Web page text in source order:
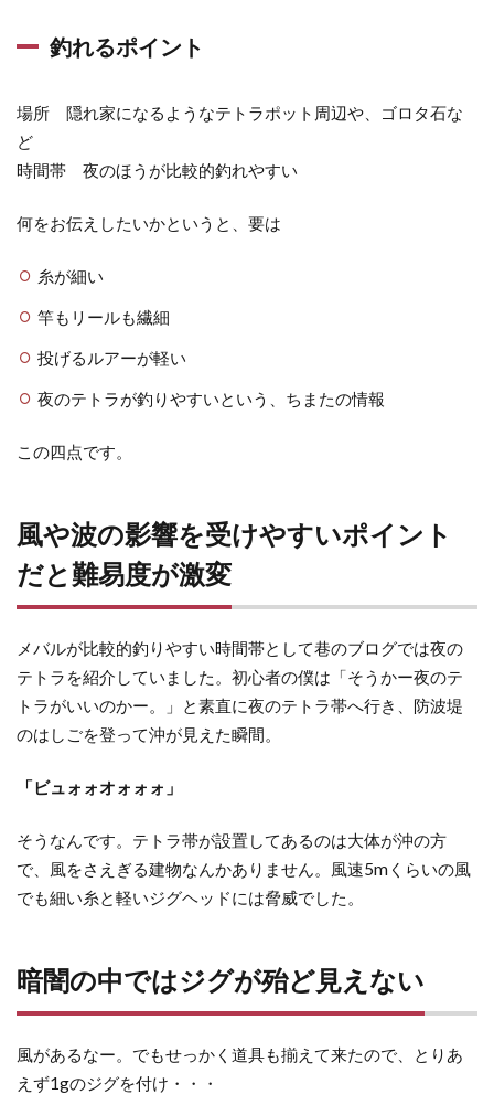
影
受
や
い
イ
ト
だ
難
度
変
3
暗
の
中
で
は
グ
殆
ど
見
え
4
イ
ン
釣れるポイント
場所 隠れ家になるようなテトラポット周辺や、ゴロタ石な
ど
時間帯 夜のほうが比較的釣れやすい
何をお伝えしたいかというと、要は
糸が細い
竿もリールも繊細
投げるルアーが軽い
夜のテトラが釣りやすいという、ちまたの情報
この四点です。
風や波の影響を受けやすいポイント
だと難易度が激変
メバルが比較的釣りやすい時間帯として巷のブログでは夜の
テトラを紹介していました。初心者の僕は「そうかー夜のテ
トラがいいのかー。」と素直に夜のテトラ帯へ行き、防波堤
のはしごを登って沖が見えた瞬間。
「ビュォォオォォォ」
そうなんです。テトラ帯が設置してあるのは大体が沖の方
で、風をさえぎる建物なんかありません。風速5mくらいの風
でも細い糸と軽いジグヘッドには脅威でした。
暗闇の中ではジグが殆ど見えない
風があるなー。でもせっかく道具も揃えて来たので、とりあ
えず1gのジグを付け・・・